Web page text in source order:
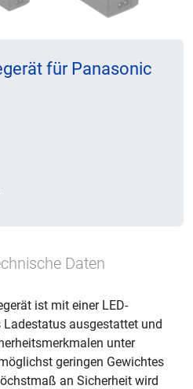
für Panasonic
Daten
ist mit einer LED-
Ladestatus ausgestattet und
unter
geringen Gewichtes
an Sicherheit wird